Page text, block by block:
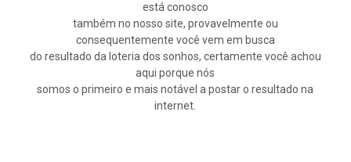
está conosco
também no nosso site, provavelmente ou
consequentemente você vem em busca
do resultado da loteria dos sonhos, certamente você achou
aqui porque nós
somos o primeiro e mais notável a postar o resultado na
internet.